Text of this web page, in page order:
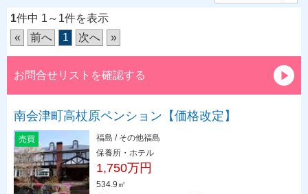
1件中 1～1件を表示
«
前へ 1 次へ »
お問合せリストを確認する
南会津町高杖原ペンション【価格改定】
売買
福島 / その他福島
保養所・ホテル
1,750万円
534.9㎡